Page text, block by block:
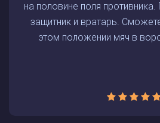
на половине поля
защитник и вратарь.
этом положении мяч в